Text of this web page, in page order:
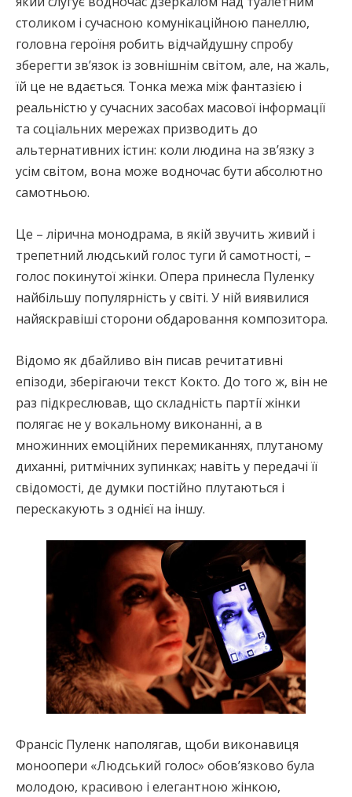
столиком і сучасною комунікаційною панеллю,
головна героїня робить відчайдушну спробу
зберегти зв’язок із зовнішнім світом, але, на жаль,
їй це не вдається. Тонка межа між фантазією і
реальністю у сучасних засобах масової інформації
та соціальних мережах призводить до
альтернативних істин: коли людина на зв’язку з
усім світом, вона може водночас бути абсолютно
самотньою.
Це – лірична монодрама, в якій звучить живий і
трепетний людський голос туги й самотності, –
голос покинутої жінки. Опера принесла Пуленку
найбільшу популярність у світі. У ній виявилися
найяскравіші сторони обдаровання композитора.
Відомо як дбайливо він писав речитативні
епізоди, зберігаючи текст Кокто. До того ж, він не
раз підкреслював, що складність партії жінки
полягає не у вокальному виконанні, а в
множинних емоційних перемиканнях, плутаному
диханні, ритмічних зупинках; навіть у передачі її
свідомості, де думки постійно плутаються і
перескакують з однієї на іншу.
Франсіс Пуленк наполягав, щоби виконавиця
моноопери «Людський голос» обов’язково була
молодою, красивою і елегантною жінкою,